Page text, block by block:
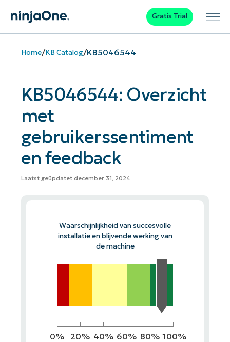
Gratis Trial
Home/KB Catalog/KB5046544
KB5046544: Overzicht
met
gebruikerssentiment
en feedback
Laatst geüpdatet december 31, 2024
Waarschijnlijkheid van succesvolle
installatie en blijvende werking van
de machine
0% 20% 40% 60% 80% 100%